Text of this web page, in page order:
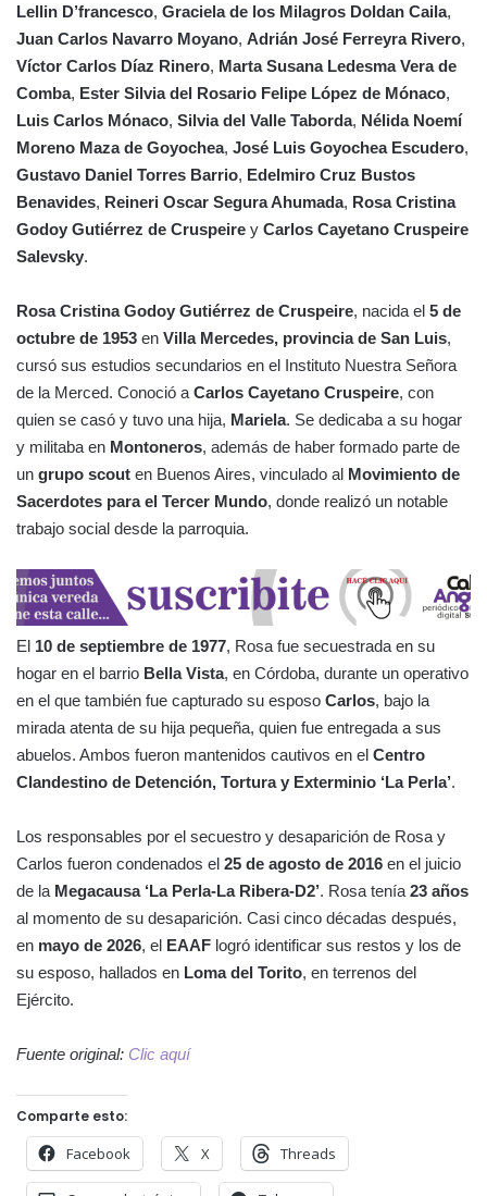
Lellin D’francesco, Graciela de los Milagros Doldan Caila,
Juan Carlos Navarro Moyano, Adrián José Ferreyra Rivero,
Víctor Carlos Díaz Rinero, Marta Susana Ledesma Vera de
Comba, Ester Silvia del Rosario Felipe López de Mónaco,
Luis Carlos Mónaco, Silvia del Valle Taborda, Nélida Noemí
Moreno Maza de Goyochea, José Luis Goyochea Escudero,
Gustavo Daniel Torres Barrio, Edelmiro Cruz Bustos
Benavides, Reineri Oscar Segura Ahumada, Rosa Cristina
Godoy Gutiérrez de Cruspeire y Carlos Cayetano Cruspeire
Salevsky.
Rosa Cristina Godoy Gutiérrez de Cruspeire, nacida el 5 de
octubre de 1953 en Villa Mercedes, provincia de San Luis,
cursó sus estudios secundarios en el Instituto Nuestra Señora
de la Merced. Conoció a Carlos Cayetano Cruspeire, con
quien se casó y tuvo una hija, Mariela. Se dedicaba a su hogar
y militaba en Montoneros, además de haber formado parte de
un grupo scout en Buenos Aires, vinculado al Movimiento de
Sacerdotes para el Tercer Mundo, donde realizó un notable
trabajo social desde la parroquia.
El 10 de septiembre de 1977, Rosa fue secuestrada en su
hogar en el barrio Bella Vista, en Córdoba, durante un operativo
en el que también fue capturado su esposo Carlos, bajo la
mirada atenta de su hija pequeña, quien fue entregada a sus
abuelos. Ambos fueron mantenidos cautivos en el Centro
Clandestino de Detención, Tortura y Exterminio ‘La Perla’.
Los responsables por el secuestro y desaparición de Rosa y
Carlos fueron condenados el 25 de agosto de 2016 en el juicio
de la Megacausa ‘La Perla-La Ribera-D2’. Rosa tenía 23 años
al momento de su desaparición. Casi cinco décadas después,
en mayo de 2026, el EAAF logró identificar sus restos y los de
su esposo, hallados en Loma del Torito, en terrenos del
Ejército.
Fuente original: Clic aquí
Comparte esto:
Facebook X Threads